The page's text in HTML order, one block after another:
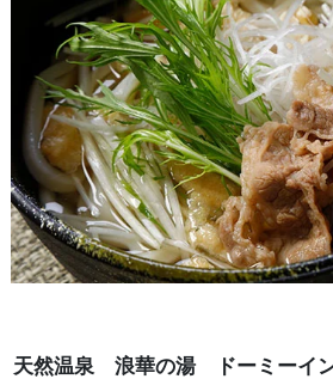
天然温泉 浪華の湯 ドーミーイ